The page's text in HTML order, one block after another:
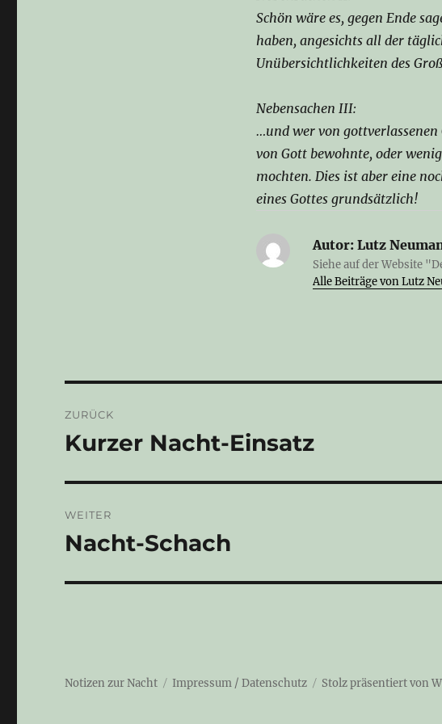
Schön wäre es, gegen Ende
haben, angesichts all der
Unübersichtlichkeiten des
Nebensachen III:
…und wer von gottverlassenen
von Gott bewohnte, oder
mochten. Dies ist aber eine
eines Gottes grundsätzlich!
Autor:Lutz
Siehe auf der Website
Alle Beiträge von Lutz
ZURÜCK
Vorheriger
Kurzer Nacht-Einsatz
WEITER
Nächster
Nacht-Schach
Notizen zur Nacht Impressum / Datenschutz Stolz präsentiert von